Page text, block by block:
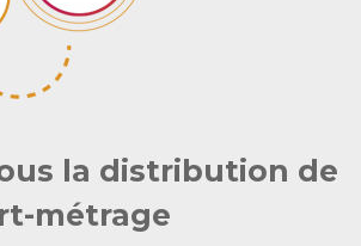
la distribution de
métrage